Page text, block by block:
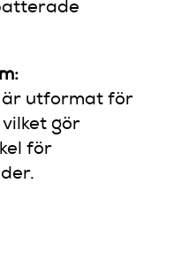
utformat för
gör
för